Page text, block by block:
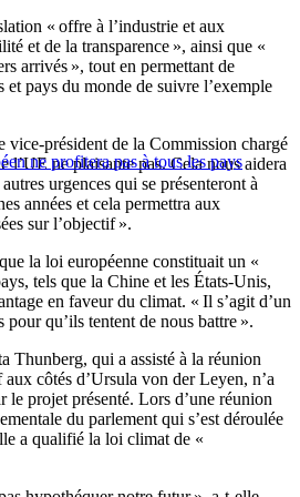
« offre à l’industrie et aux
et de la transparence », ainsi que «
arrivés », tout en permettant de
et pays du monde de suivre l’exemple
ne profitera pas à tous les pays
vice-président de la Commission chargé
l’UE ne plaisante pas. Cela nous aidera
urgences qui se présenteront à
années et cela permettra aux
sur l’objectif ».
la loi européenne constituait un «
tels que la Chine et les États-Unis,
en faveur du climat. « Il s’agit d’un
qu’ils tentent de nous battre ».
Thunberg, qui a assisté à la réunion
côtés d’Ursula von der Leyen, n’a
le projet présenté. Lors d’une réunion
du parlement qui s’est déroulée
a qualifié la loi climat de «